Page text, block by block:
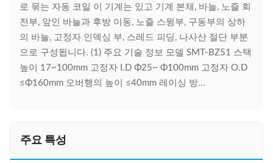
로 묶는 자동 코일 이 기계는 있고 기계 본체, 바늘, 노즐 회
전부, 앞인 바늘과 후방 이동, 노즐 스윙부, 구동부의 상하
의 바늘, 고정자 인덱싱 부, 스레드 피딩, 나사산 절단 부분
으로 구성됩니다. (1) 주요 기술 정보 모델 SMT-BZ51 스택
높이 17~100mm 고정자 I.D Φ25~ Φ100mm 고정자 O.D
≤Φ160mm 오버행의 높이 ≤40mm 레이싱 방...
주요 특성